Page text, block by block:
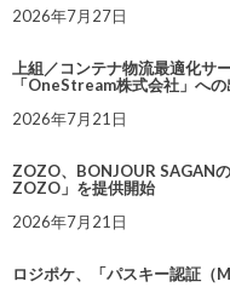
2026年7月27日
上組／コンテナ物流最適化サ
「OneStream株式会社」へ
2026年7月21日
ZOZO、BONJOUR SAGAN
ZOZO」を提供開始
2026年7月21日
ロジポケ、「パスキー認証（